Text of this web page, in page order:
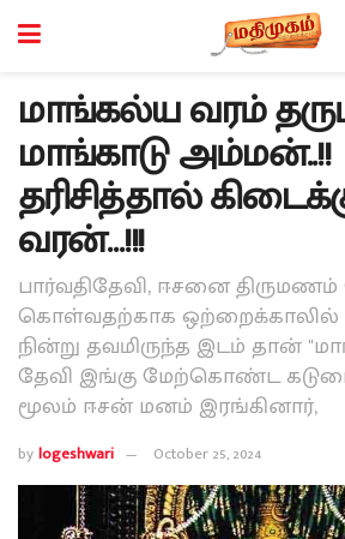
மாங்கல்ய வரம்
மாங்காடு அம்மன்..!!
தரிசித்தால்
வரன்…!!!
பார்வதிதேவி, ஈசனை திருமணம்
கொள்வதற்காக ஒற்றைக்காலில்
நின்று தவமிருந்த இடம் தான்
தேவி இங்கு மேற்கொண்ட
மூலம் ஈசன் மனம் இரங்கினார்,
bylogeshwari October 25, 2024